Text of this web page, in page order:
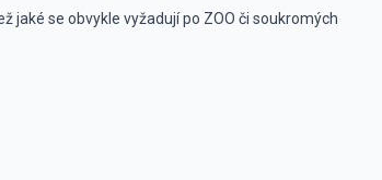
jaké se obvykle vyžadují po ZOO či soukromých